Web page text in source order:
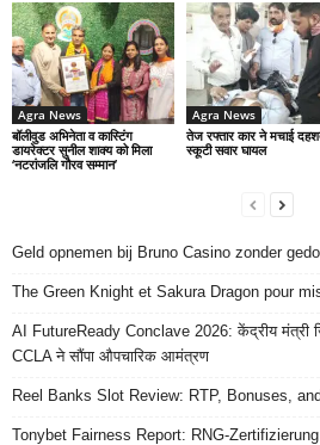
Agra News
बॉलीवुड अभिनेता व कास्टिंग
डायरेक्टर सुनील शाक्य को मिला
‘नटरांजलि गौरव सम्मान’
Agra News
तेज रफ्तार कार ने मचाई
स्कूटी सवार घायल
Geld opnemen bij Bruno Casino zonder
The Green Knight et Sakura Dragon pour
AI FutureReady Conclave 2026: केंद्रीय मंत्री
CCLA ने सौंपा औपचारिक आमंत्रण
Reel Banks Slot Review: RTP, Bonuses,
Tonybet Fairness Report: RNG-